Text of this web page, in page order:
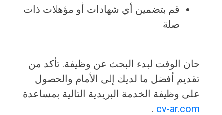
قم بتضمين أي شهادات أو مؤهلات ذات
صلة
حان الوقت لبدء البحث عن وظيفة. تأكد من
تقديم أفضل ما لديك إلى الأمام والحصول
على وظيفة الخدمة البريدية التالية بمساعدة
cv-ar.com
.